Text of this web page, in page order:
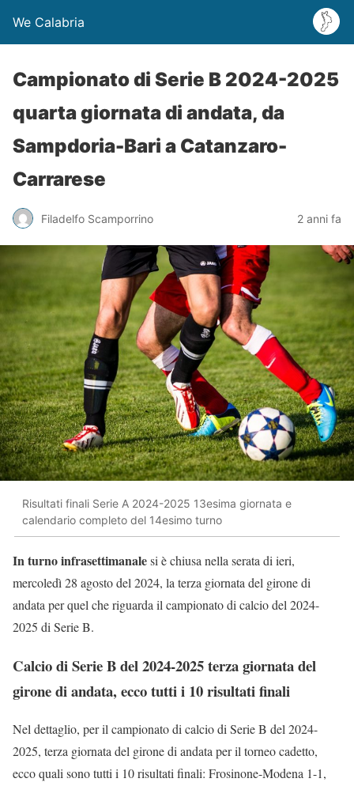
We Calabria
Campionato di Serie B 2024-2025
quarta giornata di andata, da
Sampdoria-Bari a Catanzaro-
Carrarese
Filadelfo Scamporrino 2 anni fa
Risultati finali Serie A 2024-2025 13esima giornata e
calendario completo del 14esimo turno
In turno infrasettimanalesi è chiusa nella serata di ieri,
mercoledì 28 agosto del 2024, la terza giornata del girone di
andata per quel che riguarda il campionato di calcio del 2024-
2025 di Serie B.
Calcio di Serie B del 2024-2025 terza giornata del
girone di andata, ecco tutti i 10 risultati finali
Nel dettaglio, per il campionato di calcio di Serie B del 2024-
2025, terza giornata del girone di andata per il torneo cadetto,
ecco quali sono tutti i 10 risultati finali: Frosinone-Modena 1-1,